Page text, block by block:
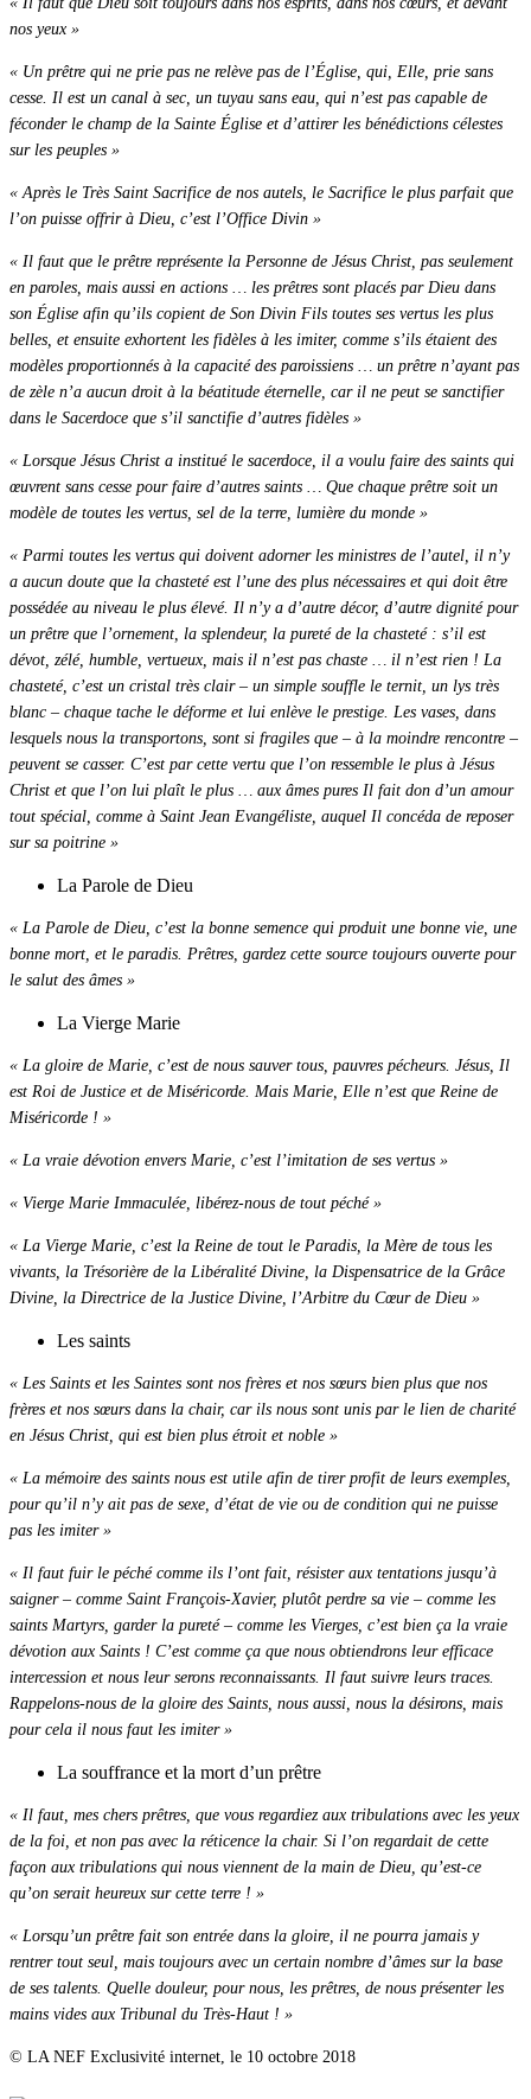
nos yeux »
« Un prêtre qui ne prie pas ne relève pas de l’Église, qui, Elle, prie sans
cesse. Il est un canal à sec, un tuyau sans eau, qui n’est pas capable de
féconder le champ de la Sainte Église et d’attirer les bénédictions célestes
sur les peuples »
« Après le Très Saint Sacrifice de nos autels, le Sacrifice le plus parfait que
l’on puisse offrir à Dieu, c’est l’Office Divin »
« Il faut que le prêtre représente la Personne de Jésus Christ, pas seulement
en paroles, mais aussi en actions … les prêtres sont placés par Dieu dans
son Église afin qu’ils copient de Son Divin Fils toutes ses vertus les plus
belles, et ensuite exhortent les fidèles à les imiter, comme s’ils étaient des
modèles proportionnés à la capacité des paroissiens … un prêtre n’ayant pas
de zèle n’a aucun droit à la béatitude éternelle, car il ne peut se sanctifier
dans le Sacerdoce que s’il sanctifie d’autres fidèles »
« Lorsque Jésus Christ a institué le sacerdoce, il a voulu faire des saints qui
œuvrent sans cesse pour faire d’autres saints … Que chaque prêtre soit un
modèle de toutes les vertus, sel de la terre, lumière du monde »
« Parmi toutes les vertus qui doivent adorner les ministres de l’autel, il n’y
a aucun doute que la chasteté est l’une des plus nécessaires et qui doit être
possédée au niveau le plus élevé. Il n’y a d’autre décor, d’autre dignité pour
un prêtre que l’ornement, la splendeur, la pureté de la chasteté : s’il est
dévot, zélé, humble, vertueux, mais il n’est pas chaste … il n’est rien ! La
chasteté, c’est un cristal très clair – un simple souffle le ternit, un lys très
blanc – chaque tache le déforme et lui enlève le prestige. Les vases, dans
lesquels nous la transportons, sont si fragiles que – à la moindre rencontre –
peuvent se casser. C’est par cette vertu que l’on ressemble le plus à Jésus
Christ et que l’on lui plaît le plus … aux âmes pures Il fait don d’un amour
tout spécial, comme à Saint Jean Evangéliste, auquel Il concéda de reposer
sur sa poitrine »
La Parole de Dieu
« La Parole de Dieu, c’est la bonne semence qui produit une bonne vie, une
bonne mort, et le paradis. Prêtres, gardez cette source toujours ouverte pour
le salut des âmes »
La Vierge Marie
« La gloire de Marie, c’est de nous sauver tous, pauvres pécheurs. Jésus, Il
est Roi de Justice et de Miséricorde. Mais Marie, Elle n’est que Reine de
Miséricorde ! »
« La vraie dévotion envers Marie, c’est l’imitation de ses vertus »
« Vierge Marie Immaculée, libérez-nous de tout péché »
« La Vierge Marie, c’est la Reine de tout le Paradis, la Mère de tous les
vivants, la Trésorière de la Libéralité Divine, la Dispensatrice de la Grâce
Divine, la Directrice de la Justice Divine, l’Arbitre du Cœur de Dieu »
Les saints
« Les Saints et les Saintes sont nos frères et nos sœurs bien plus que nos
frères et nos sœurs dans la chair, car ils nous sont unis par le lien de charité
en Jésus Christ, qui est bien plus étroit et noble »
« La mémoire des saints nous est utile afin de tirer profit de leurs exemples,
pour qu’il n’y ait pas de sexe, d’état de vie ou de condition qui ne puisse
pas les imiter »
« Il faut fuir le péché comme ils l’ont fait, résister aux tentations jusqu’à
saigner – comme Saint François-Xavier, plutôt perdre sa vie – comme les
saints Martyrs, garder la pureté – comme les Vierges, c’est bien ça la vraie
dévotion aux Saints ! C’est comme ça que nous obtiendrons leur efficace
intercession et nous leur serons reconnaissants. Il faut suivre leurs traces.
Rappelons-nous de la gloire des Saints, nous aussi, nous la désirons, mais
pour cela il nous faut les imiter »
La souffrance et la mort d’un prêtre
« Il faut, mes chers prêtres, que vous regardiez aux tribulations avec les yeux
de la foi, et non pas avec la réticence la chair. Si l’on regardait de cette
façon aux tribulations qui nous viennent de la main de Dieu, qu’est-ce
qu’on serait heureux sur cette terre ! »
« Lorsqu’un prêtre fait son entrée dans la gloire, il ne pourra jamais y
rentrer tout seul, mais toujours avec un certain nombre d’âmes sur la base
de ses talents. Quelle douleur, pour nous, les prêtres, de nous présenter les
mains vides aux Tribunal du Très-Haut ! »
© LA NEF Exclusivité internet, le 10 octobre 2018